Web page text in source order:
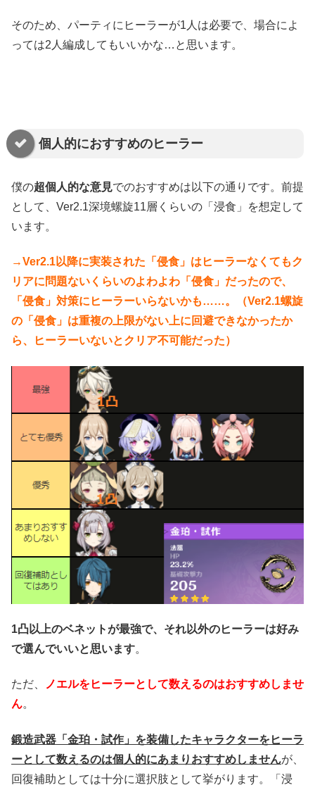
そのため、パーティにヒーラーが1人は必要で、場合によ
っては2人編成してもいいかな…と思います。
個人的におすすめのヒーラー
僕の超個人的な意見でのおすすめは以下の通りです。前提
として、Ver2.1深境螺旋11層くらいの「浸食」を想定して
います。
→Ver2.1以降に実装された「侵食」はヒーラーなくてもク
リアに問題ないくらいのよわよわ「侵食」だったので、
「侵食」対策にヒーラーいらないかも……。（Ver2.1螺旋
の「侵食」は重複の上限がない上に回避できなかったか
ら、ヒーラーいないとクリア不可能だった）
1凸以上のベネットが最強で、それ以外のヒーラーは好み
で選んでいいと思います。
ただ、
ノエルをヒーラーとして数えるのはおすすめしませ
ん。
鍛造武器「金珀・試作」を装備したキャラクターをヒーラ
ーとして数えるのは個人的にあまりおすすめしませんが、
回復補助としては十分に選択肢として挙がります。「浸